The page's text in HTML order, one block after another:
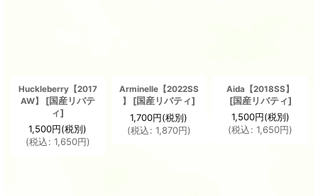
Huckleberry【2017
AW】
[国産リバテ
ィ]
1,500円(税別)
(税込: 1,650円)
Arminelle【2022SS
】
[国産リバティ]
1,700円(税別)
(税込: 1,870円)
Aida【2018SS】
[国産リバティ]
1,500円(税別)
(税込: 1,650円)